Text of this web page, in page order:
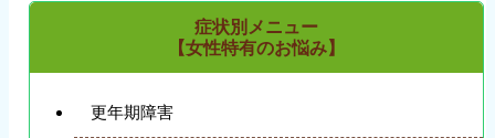
症状別メニュー
【女性特有のお悩み】
更年期障害